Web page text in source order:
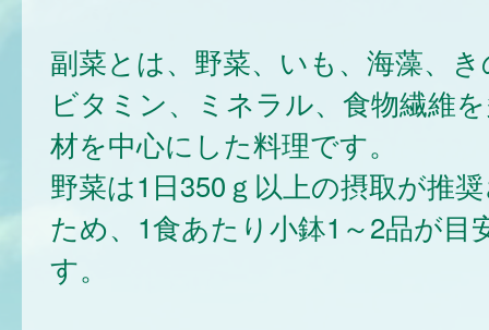
副菜とは、野菜、いも、海藻、
ビタミン、ミネラル、食物繊維
材を中心にした料理です。
野菜は1日350ｇ以上の摂取が推
ため、1食あたり小鉢1～2品が目
す。